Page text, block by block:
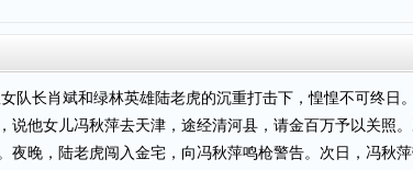
队长肖斌和绿林英雄陆老虎的沉重打击下，惶惶不可终日
他女儿冯秋萍去天津，途经清河县，请金百万予以关照
晚，陆老虎闯入金宅，向冯秋萍鸣枪警告。次日，冯秋